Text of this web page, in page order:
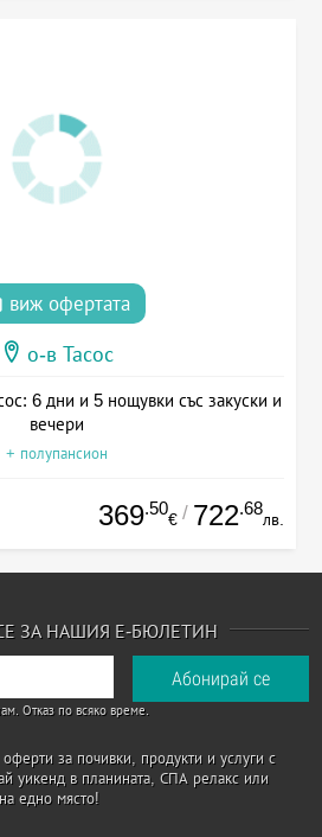
виж офертата
о-в Тасос
6 дни и 5 нощувки със закуски и
вечери
+ полупансион
369.50
€ / 722.68
лв.
ЗА НАШИЯ Е-БЮЛЕТИН
Отказ по всяко време.
за почивки, продукти и услуги с
уикенд в планината, СПА релакс или
едно място!